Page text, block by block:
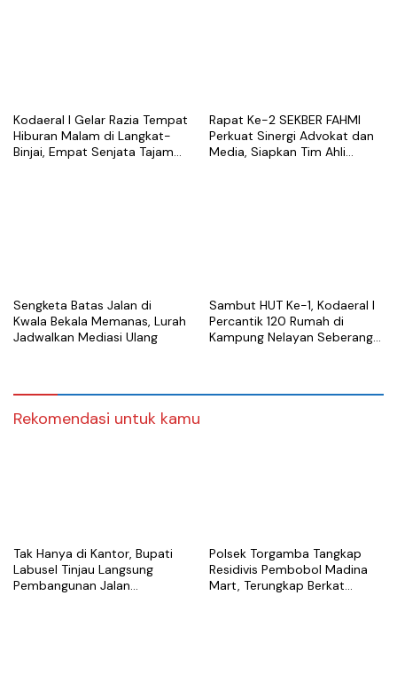
Kodaeral I Gelar Razia Tempat
Hiburan Malam di Langkat-
Binjai, Empat Senjata Tajam
Rapat Ke-2 SEKBER FAHMI
Perkuat Sinergi Advokat dan
Media, Siapkan Tim Ahli
Sengketa Batas Jalan di
Kwala Bekala Memanas, Lurah
Jadwalkan Mediasi Ulang
Sambut HUT Ke-1, Kodaeral I
Percantik 120 Rumah di
Kampung Nelayan Seberang
Rekomendasi untuk kamu
Tak Hanya di Kantor, Bupati
Labusel Tinjau Langsung
Pembangunan Jalan
Polsek Torgamba Tangkap
Residivis Pembobol Madina
Mart, Terungkap Berkat